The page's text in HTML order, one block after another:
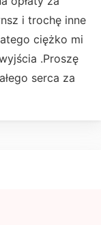
i trochę inne
ciężko mi
.Proszę
serca za